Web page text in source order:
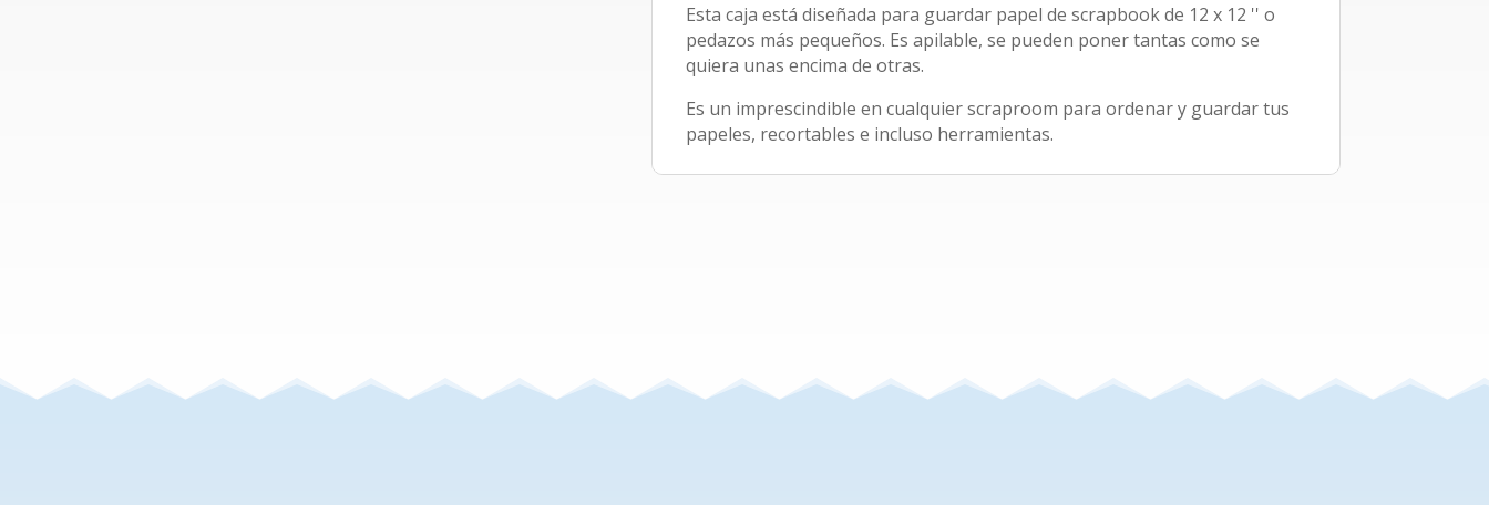
Esta caja está diseñada para guardar papel de scrapbook de 12 x 12 '' o
pedazos más pequeños. Es apilable, se pueden poner tantas como se
quiera unas encima de otras.
Es un imprescindible en cualquier scraproom para ordenar y guardar tus
papeles, recortables e incluso herramientas.